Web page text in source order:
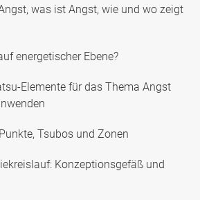
was ist Angst, wie und wo zeigt
energetischer Ebene?
Elemente für das Thema Angst
Tsubos und Zonen
Konzeptionsgefäß und